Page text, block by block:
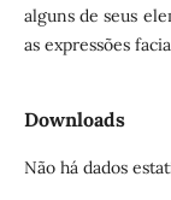
alguns de seus
as expressões
Downloads
Não há dados